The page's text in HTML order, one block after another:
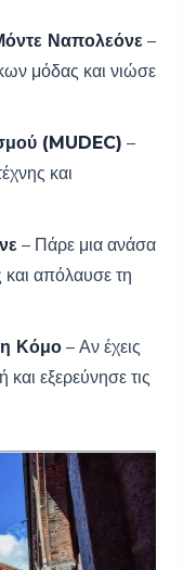
Ναπολεόνε –
μόδας και νιώσε
(MUDEC) –
και
– Πάρε μια ανάσα
απόλαυσε τη
Κόμο – Αν έχεις
εξερεύνησε τις